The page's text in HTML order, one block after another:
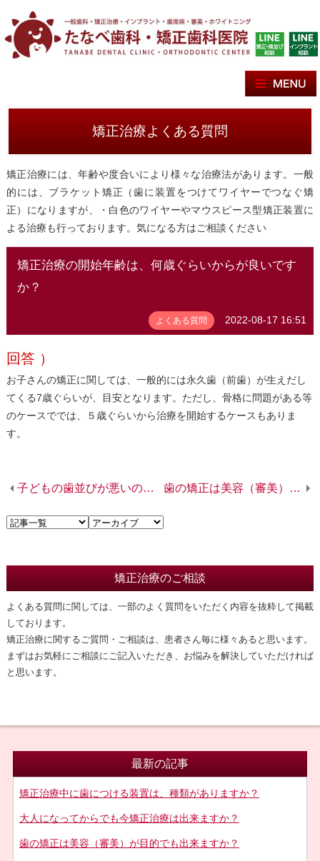
矯正治療よくある質問
矯正治療には、年齢や度合いにより様々な治療法があります。一般
的には、ブラケット矯正（歯に装置をつけてワイヤーでつなぐ矯
正）になりますが、・白色のワイヤーやマウスピース型矯正装置に
よる治療も行っております。気になる方はご相談ください
矯正治療の開始年齢は、何歳ぐらいからが良いです
か？
よくある質問 2022-08-17 16:51
回答 ）
お子さんの矯正に関しては、一般的には永久歯（前歯）が生えだし
てくる7歳ぐらいが、目安となります。ただし、骨格に問題がある等
のケースででは、５歳ぐらいから治療を開始するケースもありま
す。
子どもの歯並びが悪いのですが、放っておくとまずいですか？ 歯の矯正は美容（審美）が目的でも出来ますか？
矯正治療のご相談
よくある質問に関しては、一部のよく質問をいただく内容を抜粋して掲載
しております。
矯正治療に関するご質問・ご相談は、患者さん毎に様々あると思います。
まずはお気軽にご相談にご記入いただき、お悩みを解決していただければ
と思います。
最新の記事
矯正治療中に歯につける装置は、種類がありますか？
大人になってからでも今矯正治療は出来ますか？
歯の矯正は美容（審美）が目的でも出来ますか？